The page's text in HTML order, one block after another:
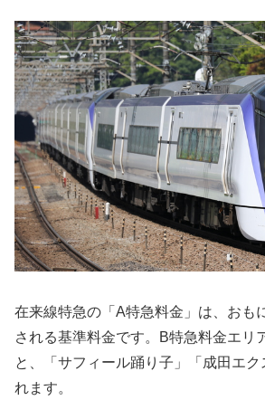
在来線特急の「A特急料金」は、おも
される基準料金です。B特急料金エリ
と、「サフィール踊り子」「成田エク
れます。